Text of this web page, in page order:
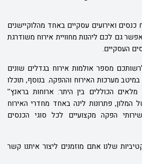
כנסים ואירועים עסקיים באחד מהלוקיישנים
גם לכם ליהנות מחוויית אירוח משודרגת
העסקיים.
מספר אולמות אירוח בגדלים שונים
מערכות האירוח וההפקה. בנוסף, תוכלו
מלאים הכוללים בין היתר: ארוחות בראנץ''
פתרונות לינה באחד מחדרי האירוח
הפקה מקצועיים לכל סוגי הכנסים
שלנו אתם מוזמנים ליצור איתנו קשר